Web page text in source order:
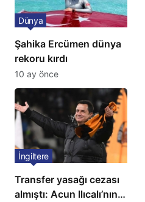
Şahika Ercümen dünya
rekoru kırdı
Dünya
10 ay önce
Transfer yasağı cezası
almıştı: Acun Ilıcalı’nın
İngiltere